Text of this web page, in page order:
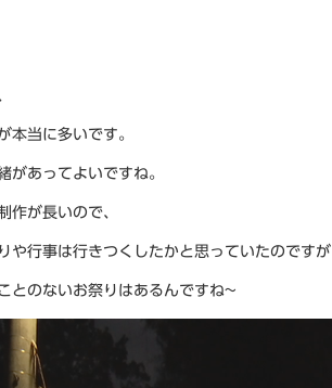
本当に多いです。
があってよいですね。
作が長いので、
や行事は行きつくしたかと思っていたのですが
とのないお祭りはあるんですね~